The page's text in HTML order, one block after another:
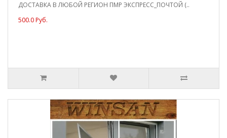
ДОСТАВКА В ЛЮБОЙ РЕГИОН ПМР ЭКСПРЕСС_ПОЧТОЙ (..
500.0 Руб.